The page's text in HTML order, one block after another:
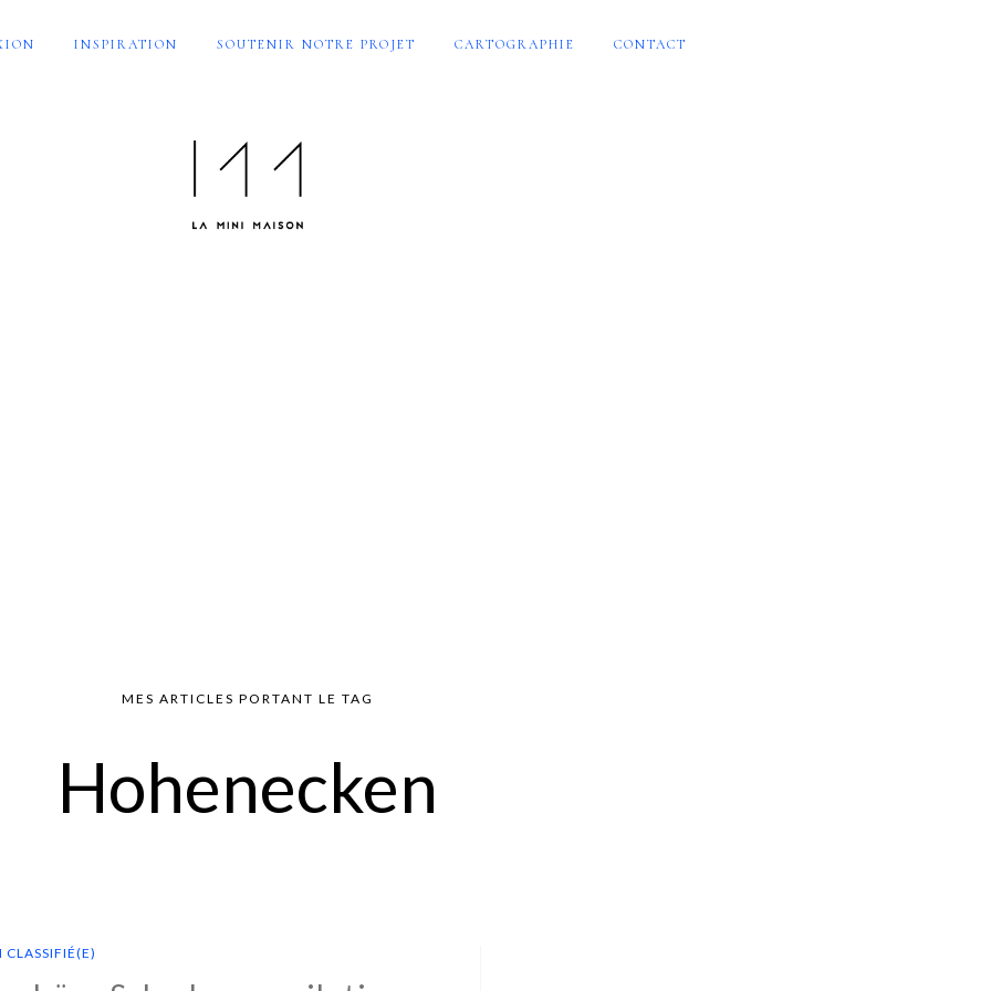
INSPIRATION SOUTENIR NOTRE PROJET CARTOGRAPHIE CONTACT
MES ARTICLES PORTANT LE TAG
Hohenecken
CLASSIFIÉ(E)